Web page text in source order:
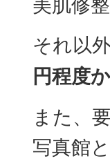
それ以
円程度
また、
写真館